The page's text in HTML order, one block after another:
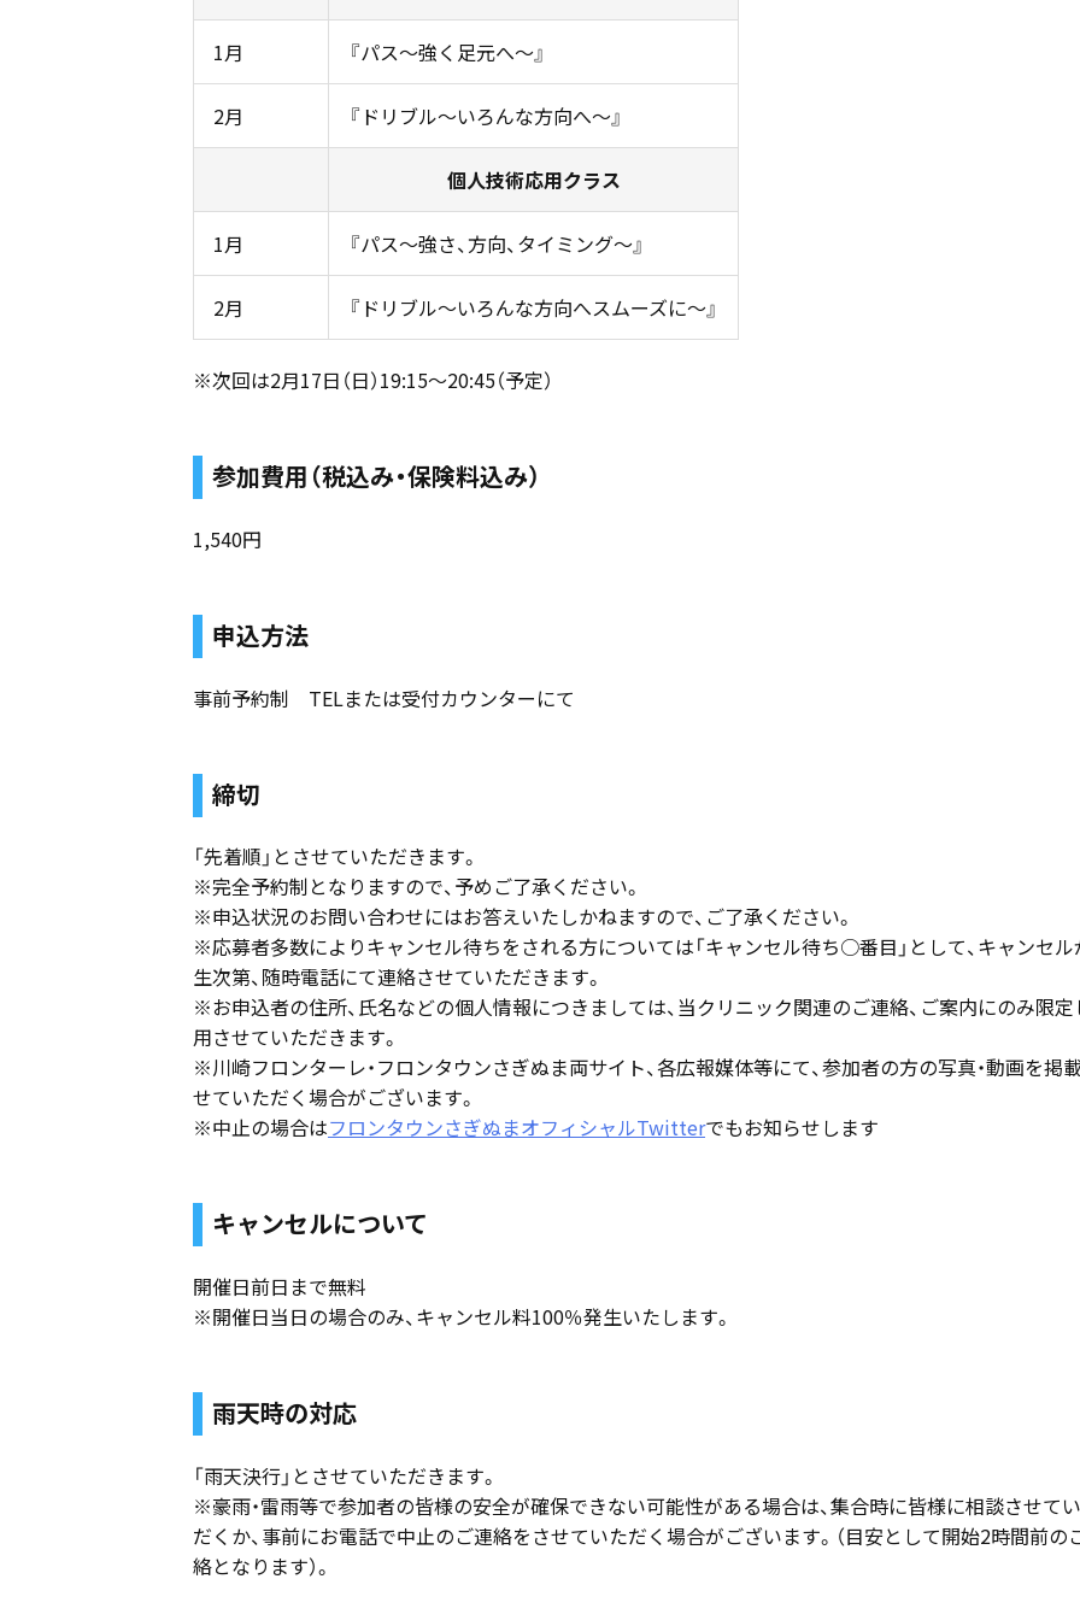
1月 『パス〜強く足元へ〜』
2月 『ドリブル〜いろんな方向へ〜』
個人技術応用クラス
1月 『パス〜強さ、方向、タイミング〜』
2月 『ドリブル〜いろんな方向へスムーズに〜』
※次回は2月17日（日）19:15～20:45（予定）
参加費用（税込み・保険料込み）
1,540円
申込方法
事前予約制 TELまたは受付カウンターにて
締切
「先着順」とさせていただきます。
※完全予約制となりますので、予めご了承ください。
※申込状況のお問い合わせにはお答えいたしかねますので、ご了承ください。
※応募者多数によりキャンセル待ちをされる方については「キャンセル待ち○番目」として、キャンセル
生次第、随時電話にて連絡させていただきます。
※お申込者の住所、氏名などの個人情報につきましては、当クリニック関連のご連絡、ご案内にのみ限
用させていただきます。
※川崎フロンターレ・フロンタウンさぎぬま両サイト、各広報媒体等にて、参加者の方の写真・動画を掲
せていただく場合がございます。
※中止の場合はフロンタウンさぎぬまオフィシャルTwitterでもお知らせします
キャンセルについて
開催日前日まで無料
※開催日当日の場合のみ、キャンセル料100％発生いたします。
雨天時の対応
「雨天決行」とさせていただきます。
※豪雨・雷雨等で参加者の皆様の安全が確保できない可能性がある場合は、集合時に皆様に相談させて
だくか、事前にお電話で中止のご連絡をさせていただく場合がございます。（目安として開始2時間前の
絡となります）。